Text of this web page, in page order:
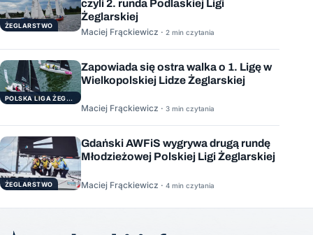
ŻEGLARSTWO
czyli 2. runda Podlaskiej Ligi
Żeglarskiej
Maciej Frąckiewicz · 2 min czytania
POLSKA LIGA ŻEGLARSKA
Zapowiada się ostra walka o 1. Ligę w
Wielkopolskiej Lidze Żeglarskiej
Maciej Frąckiewicz · 3 min czytania
ŻEGLARSTWO
Gdański AWFiS wygrywa drugą rundę
Młodzieżowej Polskiej Ligi Żeglarskiej
Maciej Frąckiewicz · 4 min czytania